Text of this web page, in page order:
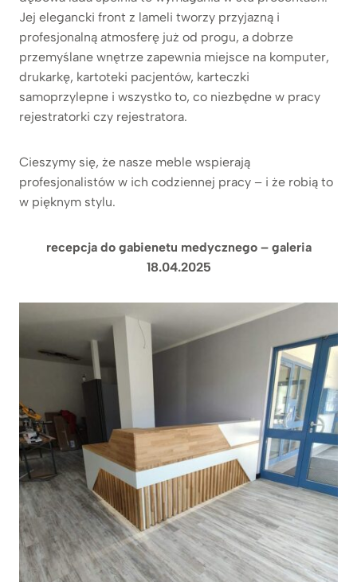
Jej elegancki front z lameli tworzy przyjazną i
profesjonalną atmosferę już od progu, a dobrze
przemyślane wnętrze zapewnia miejsce na komputer,
drukarkę, kartoteki pacjentów, karteczki
samoprzylepne i wszystko to, co niezbędne w pracy
rejestratorki czy rejestratora.
Cieszymy się, że nasze meble wspierają
profesjonalistów w ich codziennej pracy – i że robią to
w pięknym stylu.
recepcja do gabienetu medycznego – galeria
18.04.2025